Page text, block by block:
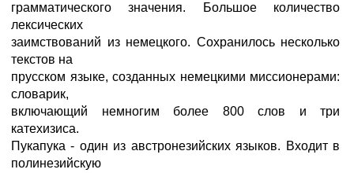
грамматического значения. Большое количество
лексических
заимствований из немецкого. Сохранилось несколько
текстов на
прусском языке, созданных немецкими миссионерами:
словарик,
включающий немногим более 800 слов и три
катехизиса.
Пукапука - один из австронезийских языков. Входит в
полинезийскую